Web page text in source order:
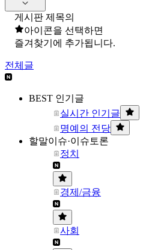
게시판 제목의
아이콘을 선택하면
즐겨찾기에 추가됩니다.
전체글
BEST 인기글
실시간 인기글
명예의 전당
할말이슈·이슈토론
정치
경제/금융
사회